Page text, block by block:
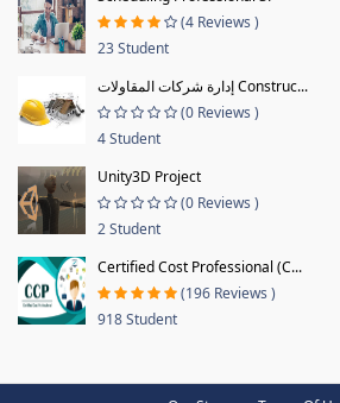
(4 Reviews )
23 Student
إدارة شركات المقاولات Construc...
(0 Reviews )
4 Student
Unity3D Project
(0 Reviews )
2 Student
Certified Cost Professional (C...
(196 Reviews )
918 Student